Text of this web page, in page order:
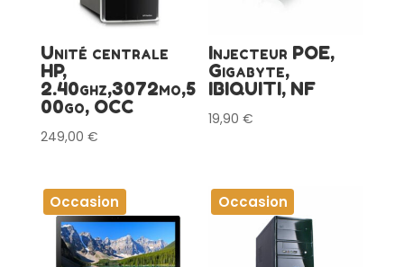
Unité centrale
HP,
2.40ghz,3072mo,5
00go, OCC
249,00 €
Injecteur POE,
Gigabyte,
IBIQUITI, NF
19,90€
Occasion Occasion